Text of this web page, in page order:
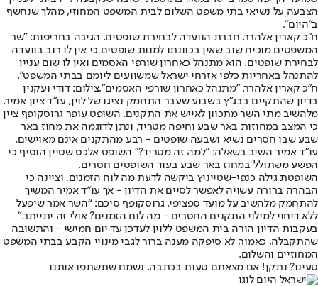
הצבעה על נשיאי בתי משפט השלום לבית המשפט המחוזי, מהלך שנחשף
ב״היום״.
ח”כ קארין אלהרר, חברת הוועדה לבחירת שופטים, הגיבה בחריפות: "שר
המשפטים מוכיח שוב שאין בכוונתו למנות שופטים כי אין לו רוב בוועדה
לבחירת שופטים. הוא מתנהל כאחרון שורפי האסמים ואין לו שום עניין
להתנהל באחריות כלפי אזרחי ישראל שמשוועים ליומם בבתי המשפט".
ח"כ קארין אלהרר. "מתנהל כאחרון שורפי האסמים",צילום: דודי ועקנין
בדיון שהתקיים בבג”ץ בשבוע שעבר התחמק נציגו של לוין, עו”ד ציון אמיר,
מלהשיב מתי השר מתכוון לאייש את התקנים. השופט עופר גרוסקופף ציין
כי המצב במחוזות באר שבע וחיפה מטריד, ונתן לדוגמה את מחוז באר
שבע שבו חסרים נשיא ושבעה שופטים - רבע מהתקנים אינם מאוישים.
עו”ד אמיר השיב בשאלה: “למה זה מטריד?” השופט אלכס שטיין הוסיף כי
הפשע משתולל במחוז באר שבע בעוד השופטים חסרים.
השופטת גילה כנפי-שטייניץ ביקשה לדעת מה לוח הזמנים, וציינה כי
הבהרה ברורה עשויה לאפשר לסיים את הדיון - אך עו”ד אמיר המשיך
להתחמק מלהשיב על מועד ספציפי. גרוסקופף סיכם: “השר אמר שיפעל
ללא דיחוי למילוי התקנים החסרים - מה לוח הזמנים? אולי זה יתייתר.”
בעקבות הדיון הורה בית המשפט ללוין לעדכן עד יום חמישי - והתשובה
שהתקבלה, כאמור, לא סיפקה מענה ברור לגבי מינויי הקבע בבתי המשפט
המחוזיים והשלום.
טעינו? נתקן! אם מצאתם טעות בכתבה, נשמח שתשתפו אותנו